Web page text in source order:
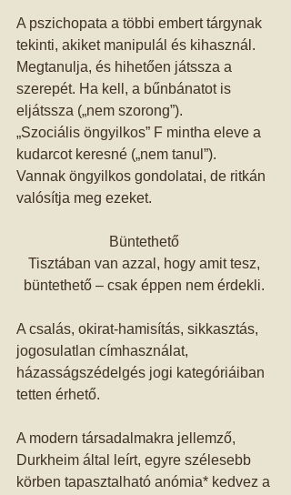
A pszichopata a többi embert tárgynak
tekinti, akiket manipulál és kihasznál.
Megtanulja, és hihetően játssza a
szerepét. Ha kell, a bűnbánatot is
eljátssza („nem szorong”).
„Szociális öngyilkos” F mintha eleve a
kudarcot keresné („nem tanul”).
Vannak öngyilkos gondolatai, de ritkán
valósítja meg ezeket.
Büntethető
Tisztában van azzal, hogy amit tesz,
büntethető – csak éppen nem érdekli.
A csalás, okirat-hamisítás, sikkasztás,
jogosulatlan címhasználat,
házasságszédelgés jogi kategóriáiban
tetten érhető.
A modern társadalmakra jellemző,
Durkheim által leírt, egyre szélesebb
körben tapasztalható anómia* kedvez a